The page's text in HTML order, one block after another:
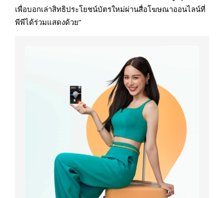
เพื่อบอกเล่าสิทธิประโยชน์บัตรใหม่ผ่านสื่อโฆษณาออนไลน์ที่
พีพีได้ร่วมแสดงด้วย”